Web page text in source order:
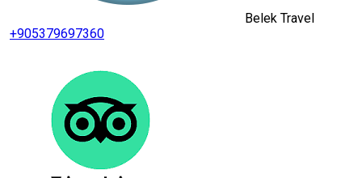
Belek Travel
+905379697360